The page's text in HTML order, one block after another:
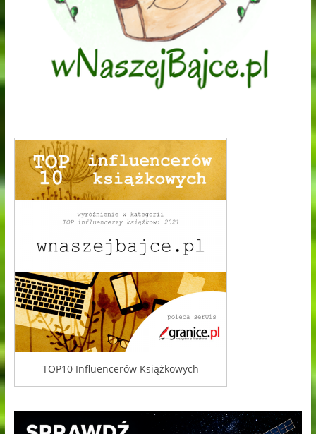
TOP10 Influencerów Książkowych